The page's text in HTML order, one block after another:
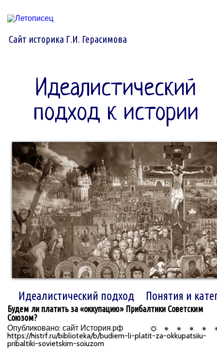
Сайт историка Г.И. Герасимова
Идеалистический
подход к истории
Идеалистический подход Понятия и
Будем ли платить за «оккупацию» Прибалтики Советским
Союзом?
Опубликовано: сайт История.рф
https://histrf.ru/biblioteka/b/budiem-li-platit-za-okkupatsiiu-
pribaltiki-sovietskim-soiuzom